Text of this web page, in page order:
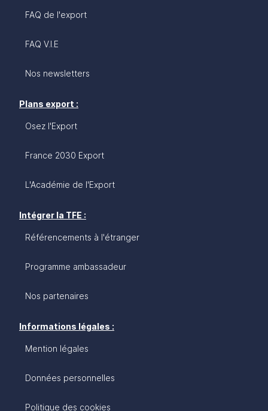
FAQ de l'export
FAQ V.I.E
Nos newsletters
Plans export :
Osez l'Export
France 2030 Export
L'Académie de l'Export
Intégrer la TFE :
Référencements à l'étranger
Programme ambassadeur
Nos partenaires
Informations légales :
Mention légales
Données personnelles
Politique des cookies